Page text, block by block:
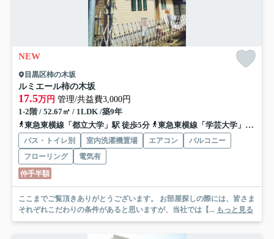
NEW
目黒区柿の木坂
ルミエール柿の木坂
17.5万円 管理/共益費3,000円
1-2階 / 52.67㎡ / 1LDK /築9年
東急東横線「都立大学」駅 徒歩5分
東急東横線「学芸大学」駅 徒歩18分
バス・トイレ別 室内洗濯機置場 エアコン
バルコニー
フローリング
電気有
仲手半額
ここまでご覧頂きありがとうございます。 お部屋探しの際には、皆さま
それぞれこだわりの条件があると思いますが、当社では【... もっと見る